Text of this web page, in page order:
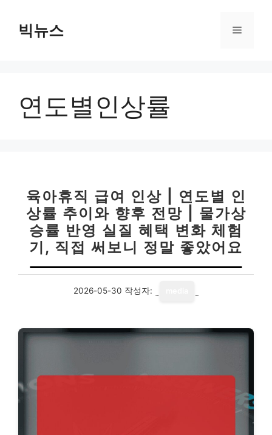
빅뉴스 메
연도별인상률
육아휴직 급여 인상 | 연도별 인
상률 추이와 향후 전망 | 물가상
승률 반영 실질 혜택 변화 체험
기, 직접 써보니 정말 좋았어요
2026-05-30 작성자: